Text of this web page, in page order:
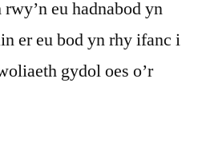
eu hadnabod yn
er eu bod yn rhy ifanc i
gydol oes o’r